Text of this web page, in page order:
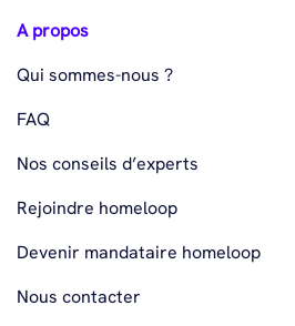
A propos
Qui sommes-nous ?
FAQ
Nos conseils d’experts
Rejoindre homeloop
Devenir mandataire homeloop
Nous contacter